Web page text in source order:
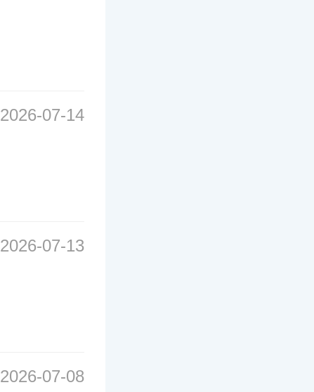
2026-07-14
2026-07-13
2026-07-08